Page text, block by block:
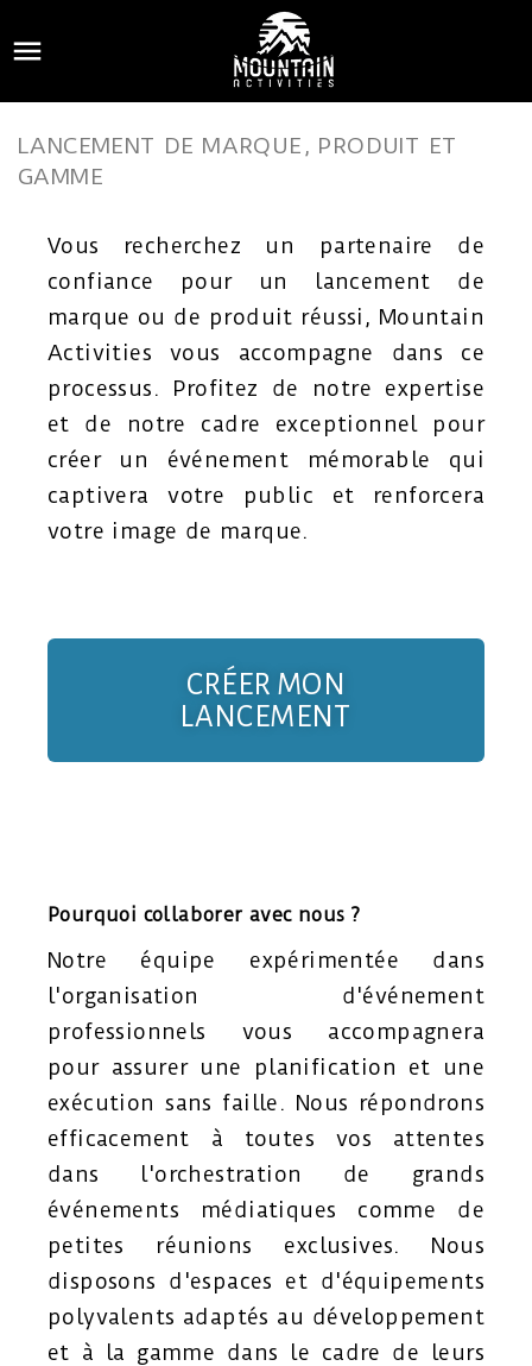

LANCEMENT DE MARQUE, PRODUIT ET
GAMME
Vous recherchez un partenaire de
confiance pour un lancement de
marque ou de produit réussi, Mountain
Activities vous accompagne dans ce
processus. Profitez de notre expertise
et de notre cadre exceptionnel pour
créer un événement mémorable qui
captivera votre public et renforcera
votre image de marque.
CRÉER MON
LANCEMENT
Pourquoi collaborer avec nous ?
Notre équipe expérimentée dans
l'organisation d'événement
professionnels vous accompagnera
pour assurer une planification et une
exécution sans faille. Nous répondrons
efficacement à toutes vos attentes
dans l'orchestration de grands
événements médiatiques comme de
petites réunions exclusives. Nous
disposons d'espaces et d'équipements
polyvalents adaptés au développement
et à la gamme dans le cadre de leurs